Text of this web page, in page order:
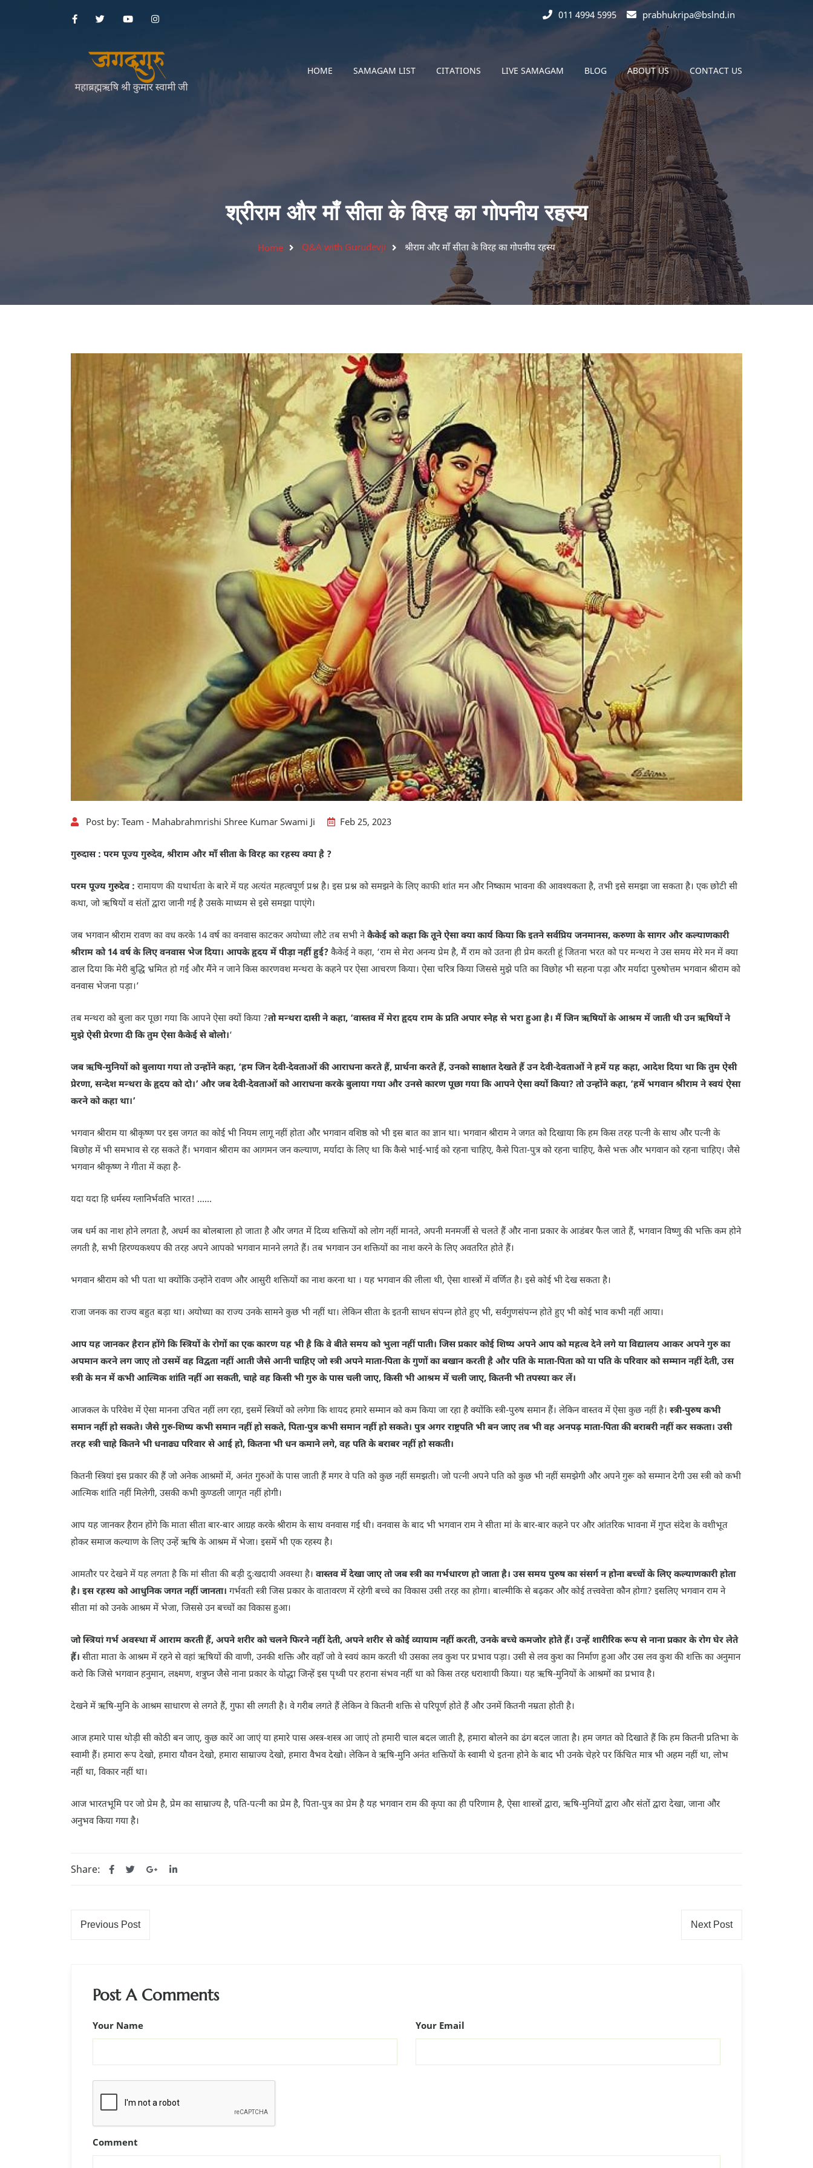
011 4994 5995 prabhukripa@bslnd.in
HOME SAMAGAM LIST CITATIONS LIVE SAMAGAM BLOG ABOUT US CONTACT US
श्रीराम और माँ सीता के विरह का गोपनीय रहस्य
Home Q&A with Gurudevji श्रीराम और माँ सीता के विरह का गोपनीय रहस्य
Post by: Team - Mahabrahmrishi Shree Kumar Swami Ji Feb 25, 2023
गुरुदास : परम पूज्य गुरुदेव, श्रीराम और माँ सीता के विरह का रहस्य क्या है ?
परम पूज्य गुरुदेव : रामायण की यथार्थता के बारे में यह अत्यंत महत्वपूर्ण प्रश्न है। इस प्रश्न को समझने के लिए काफी शांत मन और निष्काम भावना की आवश्यकता है, तभी इसे समझा जा सकता है। एक छोटी सी
कथा, जो ऋषियों व संतों द्वारा जानी गई है उसके माध्यम से इसे समझा पाएंगे।
जब भगवान श्रीराम रावण का वध करके 14 वर्ष का वनवास काटकर अयोध्या लौटे तब सभी नेकैकेई को कहा कि तूने ऐसा क्या कार्य किया कि इतने सर्वप्रिय जनमानस, करुणा के सागर और कल्याणकारी
श्रीराम को 14 वर्ष के लिए वनवास भेज दिया। आपके हृदय में पीड़ा नहीं हुई? कैकेई ने कहा, ‘राम से मेरा अनन्य प्रेम है, मैं राम को उतना ही प्रेम करती हूं जितना भरत को पर मन्थरा ने उस समय मेरे मन में क्या
डाल दिया कि मेरी बुद्धि भ्रमित हो गई और मैंने न जाने किस कारणवश मन्थरा के कहने पर ऐसा आचरण किया। ऐसा चरित्र किया जिससे मुझे पति का विछोह भी सहना पड़ा और मर्यादा पुरुषोत्तम भगवान श्रीराम को
वनवास भेजना पड़ा।’
तब मन्थरा को बुला कर पूछा गया कि आपने ऐसा क्यों किया ?तो मन्थरा दासी ने कहा, ‘वास्तव में मेरा हृदय राम के प्रति अपार स्नेह से भरा हुआ है। मैं जिन ऋषियों के आश्रम में जाती थी उन ऋषियों ने
मुझे ऐसी प्रेरणा दी कि तुम ऐसा कैकेई से बोलो।‘
जब ऋषि-मुनियों को बुलाया गया तो उन्होंने कहा, ‘हम जिन देवी-देवताओं की आराधना करते हैं, प्रार्थना करते हैं, उनको साक्षात देखते हैं उन देवी-देवताओं ने हमें यह कहा, आदेश दिया था कि तुम ऐसी
प्रेरणा, सन्देश मन्थरा के हृदय को दो।’ और जब देवी-देवताओं को आराधना करके बुलाया गया और उनसे कारण पूछा गया कि आपने ऐसा क्यों किया? तो उन्होंने कहा, ‘हमें भगवान श्रीराम ने स्वयं ऐसा
करने को कहा था।’
भगवान श्रीराम या श्रीकृष्ण पर इस जगत का कोई भी नियम लागू नहीं होता और भगवान वशिष्ठ को भी इस बात का ज्ञान था। भगवान श्रीराम ने जगत को दिखाया कि हम किस तरह पत्नी के साथ और पत्नी के
बिछोह में भी समभाव से रह सकते हैं। भगवान श्रीराम का आगमन जन कल्याण, मर्यादा के लिए था कि कैसे भाई-भाई को रहना चाहिए, कैसे पिता-पुत्र को रहना चाहिए, कैसे भक्त और भगवान को रहना चाहिए। जैसे
भगवान श्रीकृष्ण ने गीता में कहा है-
यदा यदा हि धर्मस्य ग्लानिर्भवति भारत! ……
जब धर्म का नाश होने लगता है, अधर्म का बोलबाला हो जाता है और जगत में दिव्य शक्तियों को लोग नहीं मानते, अपनी मनमर्जी से चलते हैं और नाना प्रकार के आडंबर फैल जाते हैं, भगवान विष्णु की भक्ति कम होने
लगती है, सभी हिरण्यकश्यप की तरह अपने आपको भगवान मानने लगते हैं। तब भगवान उन शक्तियों का नाश करने के लिए अवतरित होते हैं।
भगवान श्रीराम को भी पता था क्योंकि उन्होंने रावण और आसुरी शक्तियों का नाश करना था । यह भगवान की लीला थी, ऐसा शास्त्रों में वर्णित है। इसे कोई भी देख सकता है।
राजा जनक का राज्य बहुत बड़ा था। अयोध्या का राज्य उनके सामने कुछ भी नहीं था। लेकिन सीता के इतनी साधन संपन्न होते हुए भी, सर्वगुणसंपन्न होते हुए भी कोई भाव कभी नहीं आया।
आप यह जानकर हैरान होंगे कि स्त्रियों के रोगों का एक कारण यह भी है कि वे बीते समय को भुला नहीं पाती। जिस प्रकार कोई शिष्य अपने आप को महत्व देने लगे या विद्यालय आकर अपने गुरु का
अपमान करने लग जाए तो उसमें वह विद्वता नहीं आती जैसे आनी चाहिए जो स्त्री अपने माता-पिता के गुणों का बखान करती है और पति के माता-पिता को या पति के परिवार को सम्मान नहीं देती, उस
स्त्री के मन में कभी आत्मिक शांति नहीं आ सकती, चाहे वह किसी भी गुरु के पास चली जाए, किसी भी आश्रम में चली जाए, कितनी भी तपस्या कर लें।
आजकल के परिवेश में ऐसा मानना उचित नहीं लग रहा, इसमें स्त्रियों को लगेगा कि शायद हमारे सम्मान को कम किया जा रहा है क्योंकि स्त्री-पुरुष समान हैं। लेकिन वास्तव में ऐसा कुछ नहीं है। स्त्री-पुरुष कभी
समान नहीं हो सकते। जैसे गुरु-शिष्य कभी समान नहीं हो सकते, पिता-पुत्र कभी समान नहीं हो सकते। पुत्र अगर राष्ट्रपति भी बन जाए तब भी वह अनपढ़ माता-पिता की बराबरी नहीं कर सकता। उसी
तरह स्त्री चाहे कितने भी धनाढ्य परिवार से आई हो, कितना भी धन कमाने लगे, वह पति के बराबर नहीं हो सकती।
कितनी स्त्रियां इस प्रकार की हैं जो अनेक आश्रमों में, अनंत गुरुओं के पास जाती हैं मगर वे पति को कुछ नहीं समझती। जो पत्नी अपने पति को कुछ भी नहीं समझेगी और अपने गुरू को सम्मान देगी उस स्त्री को कभी
आत्मिक शांति नहीं मिलेगी, उसकी कभी कुण्डली जागृत नहीं होगी।
आप यह जानकर हैरान होंगे कि माता सीता बार-बार आग्रह करके श्रीराम के साथ वनवास गई थी। वनवास के बाद भी भगवान राम ने सीता मां के बार-बार कहने पर और आंतरिक भावना में गुप्त संदेश के वशीभूत
होकर समाज कल्याण के लिए उन्हें ऋषि के आश्रम में भेजा। इसमें भी एक रहस्य है।
आमतौर पर देखने में यह लगता है कि मां सीता की बड़ी दुःखदायी अवस्था है। वास्तव में देखा जाए तो जब स्त्री का गर्भधारण हो जाता है। उस समय पुरुष का संसर्ग न होना बच्चों के लिए कल्याणकारी होता
है। इस रहस्य को आधुनिक जगत नहीं जानता। गर्भवती स्त्री जिस प्रकार के वातावरण में रहेगी बच्चे का विकास उसी तरह का होगा। बाल्मीकि से बढ़कर और कोई तत्त्ववेत्ता कौन होगा? इसलिए भगवान राम ने
सीता मां को उनके आश्रम में भेजा, जिससे उन बच्चों का विकास हुआ।
जो स्त्रियां गर्भ अवस्था में आराम करती हैं, अपने शरीर को चलने फिरने नहीं देती, अपने शरीर से कोई व्यायाम नहीं करती, उनके बच्चे कमजोर होते हैं। उन्हें शारीरिक रूप से नाना प्रकार के रोग घेर लेते
हैं। सीता माता के आश्रम में रहने से वहां ऋषियों की वाणी, उनकी शक्ति और वहाँ जो वे स्वयं काम करती थी उसका लव कुश पर प्रभाव पड़ा। उसी से लव कुश का निर्माण हुआ और उस लव कुश की शक्ति का अनुमान
करो कि जिसे भगवान हनुमान, लक्ष्मण, शत्रुघ्न जैसे नाना प्रकार के योद्धा जिन्हें इस पृथ्वी पर हराना संभव नहीं था को किस तरह धराशायी किया। यह ऋषि-मुनियों के आश्रमों का प्रभाव है।
देखने में ऋषि-मुनि के आश्रम साधारण से लगते हैं, गुफा सी लगती है। वे गरीब लगते हैं लेकिन वे कितनी शक्ति से परिपूर्ण होते हैं और उनमें कितनी नम्रता होती है।
आज हमारे पास थोड़ी सी कोठी बन जाए, कुछ कारें आ जाएं या हमारे पास अस्त्र-शस्त्र आ जाएं तो हमारी चाल बदल जाती है, हमारा बोलने का ढंग बदल जाता है। हम जगत को दिखाते हैं कि हम कितनी प्रतिभा के
स्वामी हैं। हमारा रूप देखो, हमारा यौवन देखो, हमारा साम्राज्य देखो, हमारा वैभव देखो। लेकिन वे ऋषि-मुनि अनंत शक्तियों के स्वामी थे इतना होने के बाद भी उनके चेहरे पर किंचित मात्र भी अहम नहीं था, लोभ
नहीं था, विकार नहीं था।
आज भारतभूमि पर जो प्रेम है, प्रेम का साम्राज्य है, पति-पत्नी का प्रेम है, पिता-पुत्र का प्रेम है यह भगवान राम की कृपा का ही परिणाम है, ऐसा शास्त्रों द्वारा, ऋषि-मुनियों द्वारा और संतों द्वारा देखा, जाना और
अनुभव किया गया है।
Share:
Next Post
Previous Post
Post A Comments
Your Name Your Email
Comment